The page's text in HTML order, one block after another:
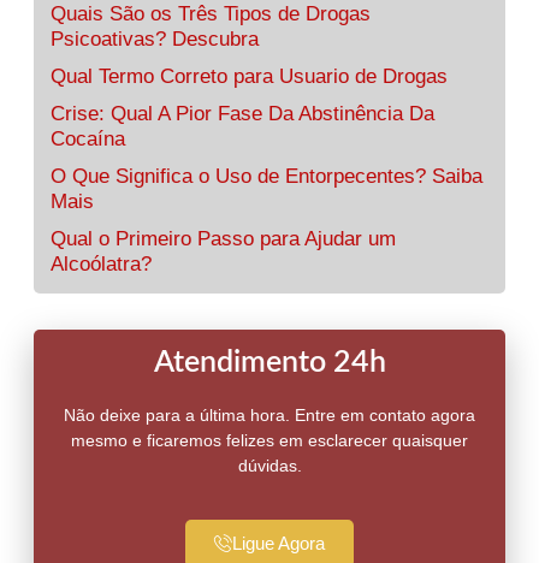
Quais São os Três Tipos de Drogas
Psicoativas? Descubra
Qual Termo Correto para Usuario de Drogas
Crise: Qual A Pior Fase Da Abstinência Da
Cocaína
O Que Significa o Uso de Entorpecentes? Saiba
Mais
Qual o Primeiro Passo para Ajudar um
Alcoólatra?
Atendimento 24h
Não deixe para a última hora. Entre em contato agora
mesmo e ficaremos felizes em esclarecer quaisquer
dúvidas.
Ligue Agora